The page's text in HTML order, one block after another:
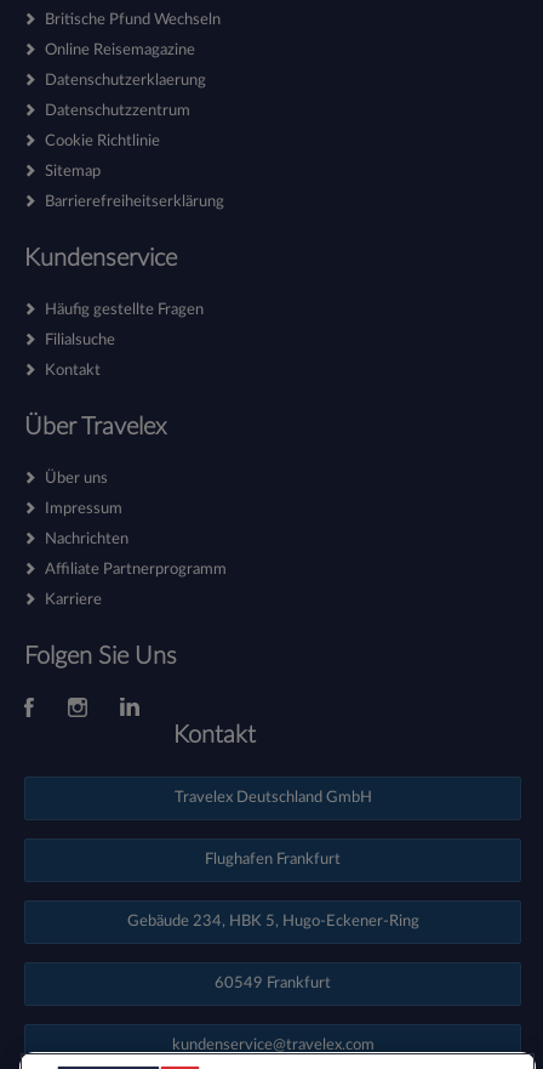
Britische Pfund Wechseln
Online Reisemagazine
Datenschutzerklaerung
Datenschutzzentrum
Cookie Richtlinie
Sitemap
Barrierefreiheitserklärung
Kundenservice
Häufig gestellte Fragen
Filialsuche
Kontakt
Über Travelex
Über uns
Impressum
Nachrichten
Affiliate Partnerprogramm
Karriere
Folgen Sie Uns
Kontakt
Travelex Deutschland GmbH
Flughafen Frankfurt
Gebäude 234, HBK 5, Hugo-Eckener-Ring
60549 Frankfurt
kundenservice@travelex.com